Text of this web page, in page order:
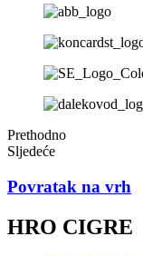
Prethodno
Sljedeće
Povratak na vrh
HRO CIGRE